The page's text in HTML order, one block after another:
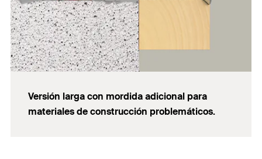
Versión larga con mordida adicional para
materiales de construcción problemáticos.